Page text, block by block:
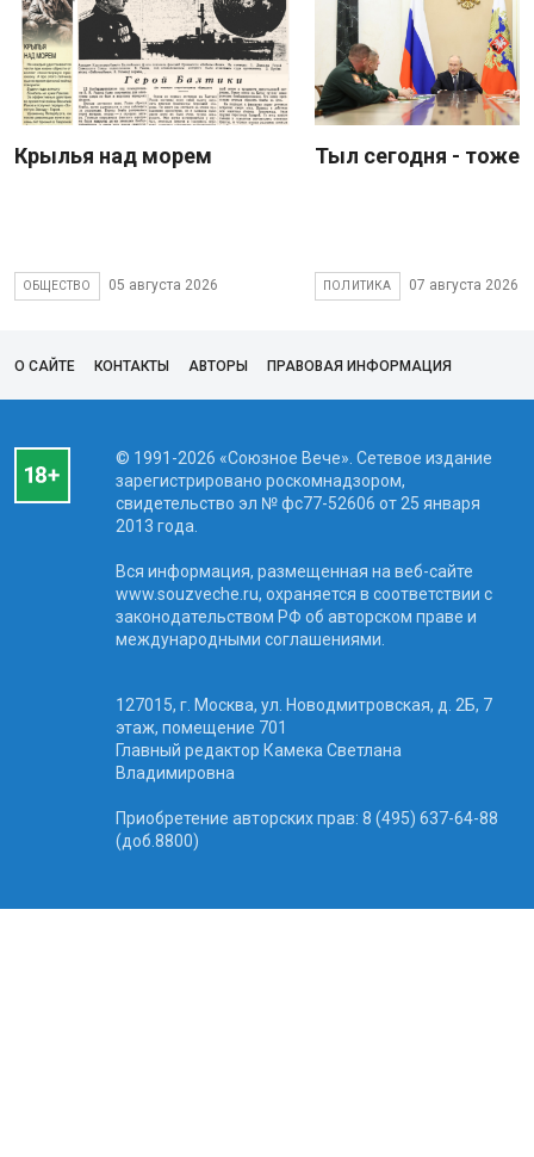
Крылья над морем
ОБЩЕСТВО 05 августа 2026
Тыл сегодня - тоже
ПОЛИТИКА 07 августа 2026
О САЙТЕ КОНТАКТЫ АВТОРЫ ПРАВОВАЯ ИНФОРМАЦИЯ
© 1991-2026 «Союзное Вече». Сетевое издание
зарегистрировано роскомнадзором,
свидетельство эл № фc77-52606 от 25 января
2013 года.
Вся информация, размещенная на веб-сайте
www.souzveche.ru, охраняется в соответствии с
законодательством РФ об авторском праве и
международными соглашениями.
127015, г. Москва, ул. Новодмитровская, д. 2Б, 7
этаж, помещение 701
Главный редактор Камека Светлана
Владимировна
Приобретение авторских прав: 8 (495) 637-64-88
(доб.8800)